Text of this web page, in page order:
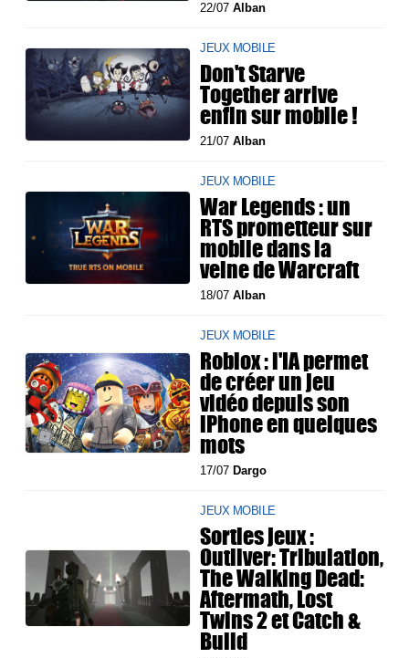
22/07Alban
JEUX MOBILE
Don't Starve
Together arrive
enfin sur mobile !
21/07Alban
JEUX MOBILE
War Legends : un
RTS prometteur sur
mobile dans la
veine de Warcraft
18/07Alban
JEUX MOBILE
Roblox : l'IA permet
de créer un jeu
vidéo depuis son
iPhone en quelques
mots
17/07 Dargo
JEUX MOBILE
Sorties jeux :
Outliver: Tribulation,
The Walking Dead:
Aftermath, Lost
Twins 2 et Catch &
Build